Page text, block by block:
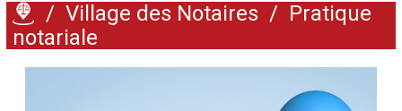
/ Village des Notaires / Pratique
notariale